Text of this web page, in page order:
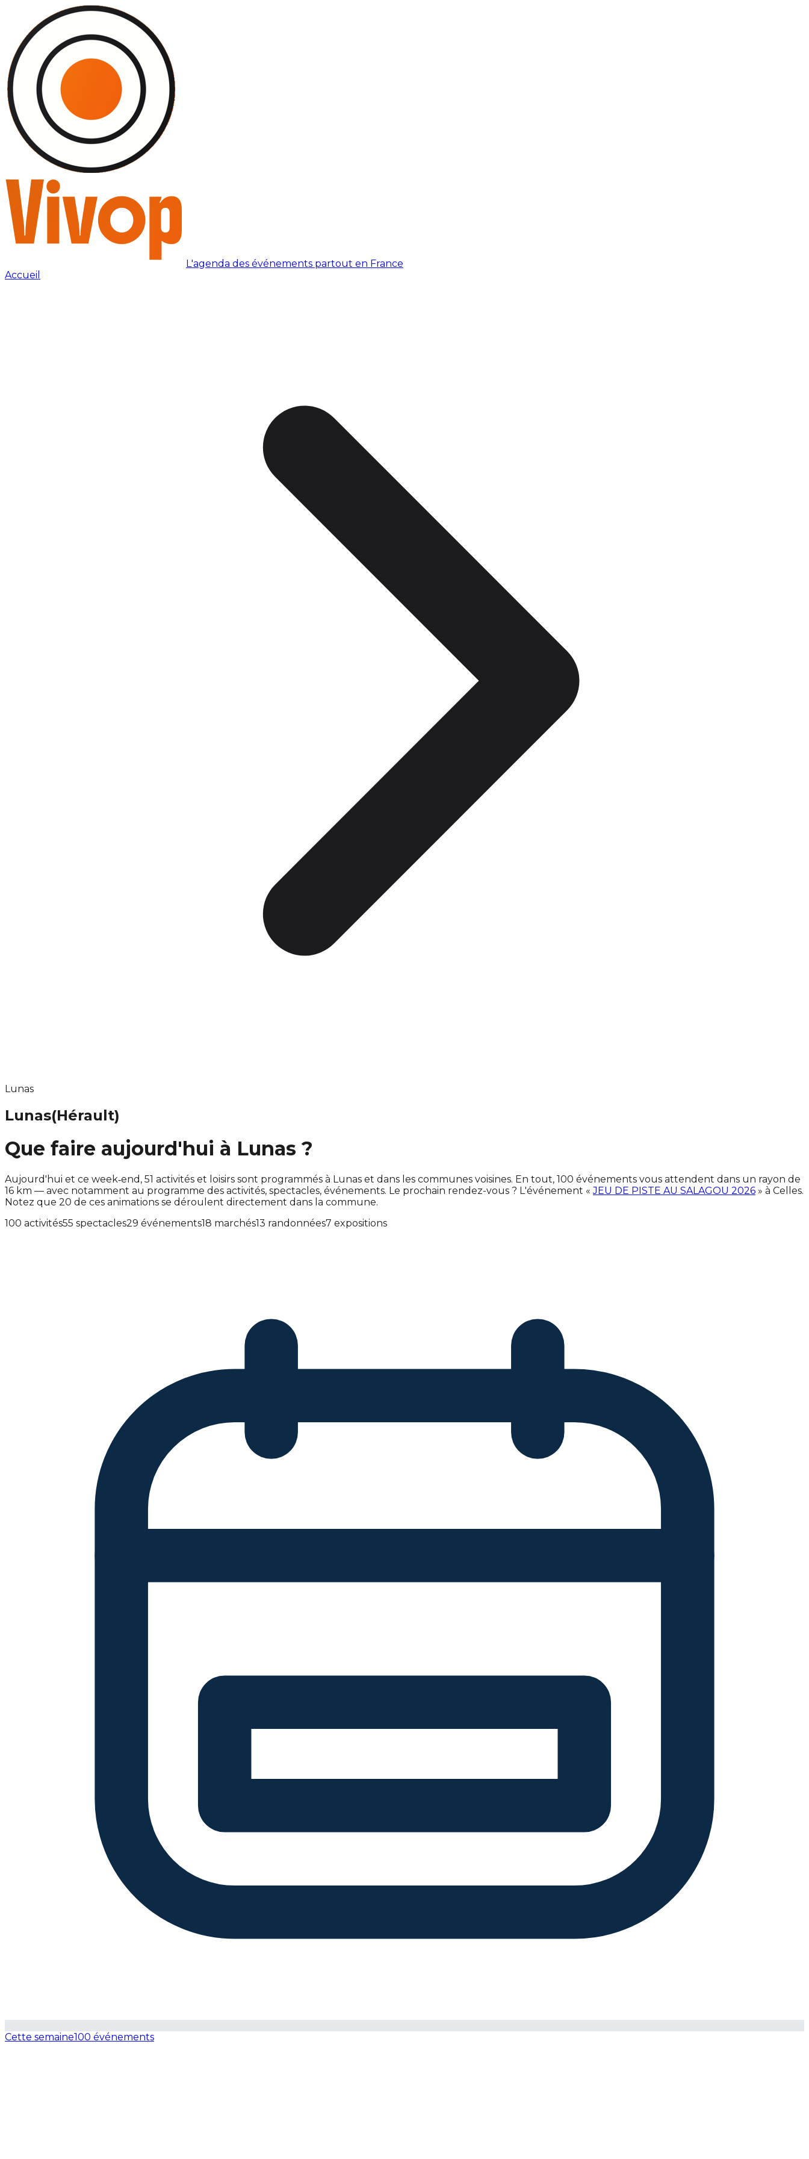
L'agenda des événements partout en France
Accueil
Lunas
Lunas(Hérault)
Que faire aujourd'hui à Lunas ?
Aujourd'hui et ce week‑end, 51 activités et loisirs sont programmés à Lunas et dans les communes voisines. En tout, 100 événements vous attendent dans un rayon de
16 km — avec notamment au programme des activités, spectacles, événements. Le prochain rendez-vous ? L'événement «JEU DE PISTE AU SALAGOU 2026 » à Celles.
Notez que 20 de ces animations se déroulent directement dans la commune.
100 activités55 spectacles29 événements18 marchés13 randonnées7 expositions
Cette semaine100 événements